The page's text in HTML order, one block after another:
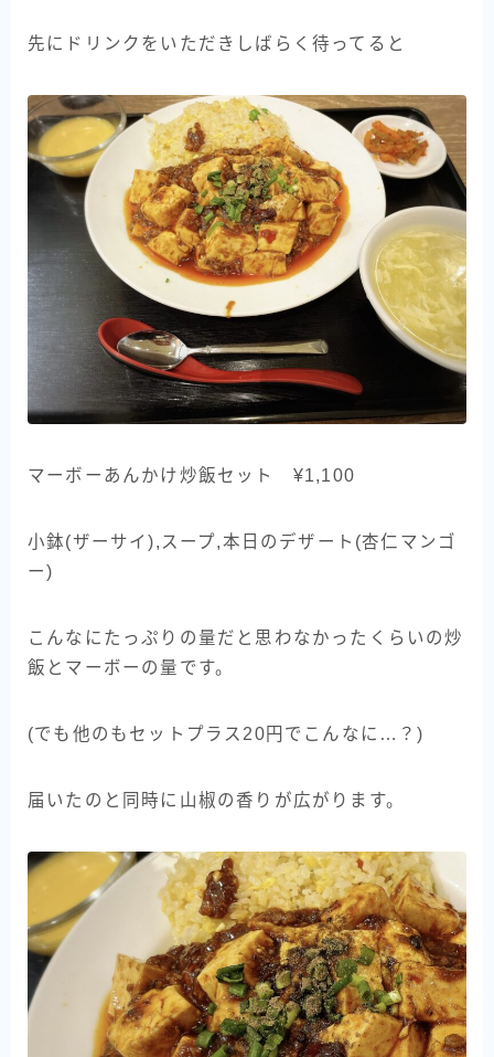
先にドリンクをいただきしばらく待ってると
マーボーあんかけ炒飯セット ¥1,100
小鉢(ザーサイ),スープ,本日のデザート(杏仁マンゴ
ー)
こんなにたっぷりの量だと思わなかったくらいの炒
飯とマーボーの量です。
(でも他のもセットプラス20円でこんなに…？)
届いたのと同時に山椒の香りが広がります。